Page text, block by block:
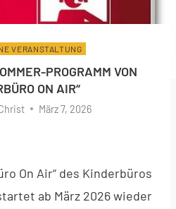
VERANSTALTUNG
PROGRAMM VON
ON AIR“
März 7, 2026
On Air“ des Kinderbüros
ab März 2026 wieder